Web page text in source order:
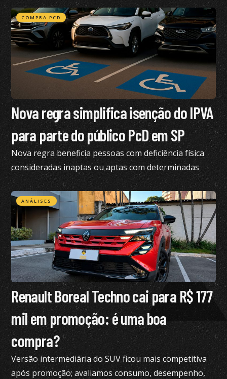
COMPRA PCD
Nova regra simplifica isenção do IPVA
para parte do público PcD em SP
Nova regra beneficia pessoas com deficiência física
consideradas inaptas ou aptas com determinadas
restrições na CNH
ANÁLISES
Renault Boreal Techno cai para R$ 177
mil em promoção: é uma boa
compra?
Versão intermediária do SUV ficou mais competitiva
após promoção; avaliamos consumo, desempenho,